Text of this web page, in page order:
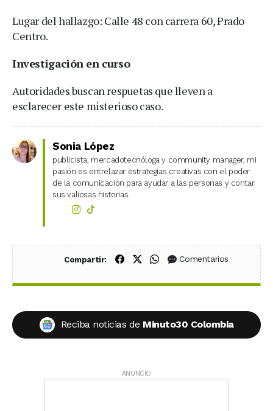
Lugar del hallazgo: Calle 48 con carrera 60, Prado
Centro.
Investigación en curso
Autoridades buscan respuetas que lleven a
esclarecer este misterioso caso.
Sonia López
publicista, mercadotecnóloga y community manager, mi
pasión es entrelazar estrategias creativas con el poder
de la comunicación para ayudar a las personas y contar
sus valiosas historias.
Compartir: Compartir en Facebook
Compartir en X (Twitter)
Compartir en WhatsApp
Comentarios
Reciba noticias de Minuto30 Colombia
ANUNCIO